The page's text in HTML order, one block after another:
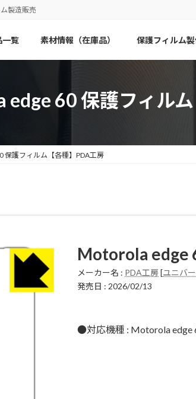
製造販売
一覧 素材情報（在庫品） 保護フィルム
edge 60 保護フィル
保護フィルム【各種】PDA工房
Motorola edge
メーカー名 : PDA工房[ユニバ
発売日 : 2026/02/13
●対応機種 : Motorola edge